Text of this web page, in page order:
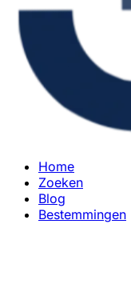
Home
Zoeken
Blog
Bestemmingen